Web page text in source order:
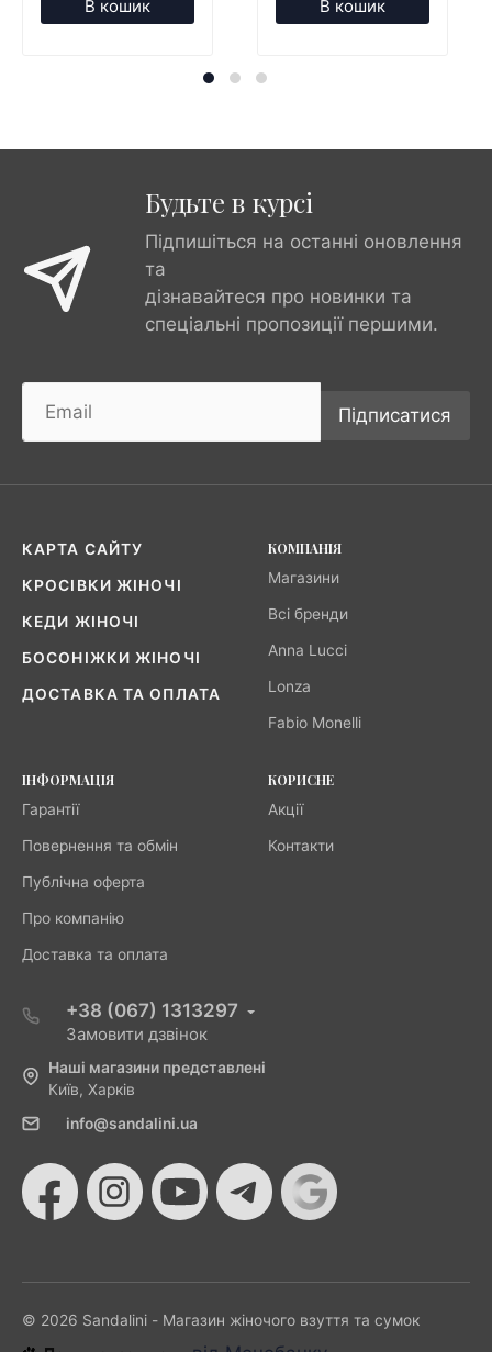
В кошик В кошик
Будьте в курсі
Підпишіться на останні оновлення
та
дізнавайтеся про новинки та
спеціальні пропозиції першими.
Підписатися
КАРТА САЙТУ
КРОСІВКИ ЖІНОЧІ
КЕДИ ЖІНОЧІ
БОСОНІЖКИ ЖІНОЧІ
ДОСТАВКА ТА ОПЛАТА
КОМПАНІЯ
Магазини
Всі бренди
Anna Lucci
Lonza
Fabio Monelli
ІНФОРМАЦІЯ
Гарантії
Повернення та обмін
Публічна оферта
Про компанію
Доставка та оплата
КОРИСНЕ
Акції
Контакти
+38 (067) 1313297
Замовити дзвінок
Наші магазини представлені
Київ, Харків
info@sandalini.ua
© 2026 Sandalini - Магазин жіночого взуття та сумок